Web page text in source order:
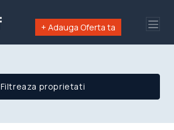
+ Adauga Oferta ta
Filtreaza proprietati